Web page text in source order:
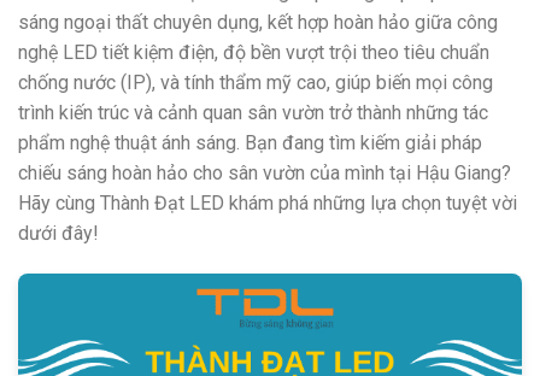
sáng ngoại thất chuyên dụng, kết hợp hoàn hảo giữa công
nghệ LED tiết kiệm điện, độ bền vượt trội theo tiêu chuẩn
chống nước (IP), và tính thẩm mỹ cao, giúp biến mọi công
trình kiến trúc và cảnh quan sân vườn trở thành những tác
phẩm nghệ thuật ánh sáng. Bạn đang tìm kiếm giải pháp
chiếu sáng hoàn hảo cho sân vườn của mình tại Hậu Giang?
Hãy cùng Thành Đạt LED khám phá những lựa chọn tuyệt vời
dưới đây!